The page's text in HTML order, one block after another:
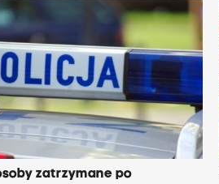
zatrzymane po